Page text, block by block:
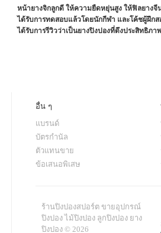
หน้ายางจิกลูกดี ให้ความยืดหยุ่นสูง ให้ฟิลยาง
ได้รับการทดสอบแล้วโดยนักกีฬา และโค้ชผู้ฝึกส
ได้รับการรีวิวว่าเป็นยางปิงปองที่ดึงประสิทธิภ
อื่น ๆ
แบรนด์
บัตรกำนัล
ตัวแทนขาย
ข้อเสนอพิเสษ
ร้านปิงปองสปอร์ต ขายอุปกรณ์
ปิงปอง ไม้ปิงปอง ลูกปิงปอง ยาง
ปิงปอง © 2026